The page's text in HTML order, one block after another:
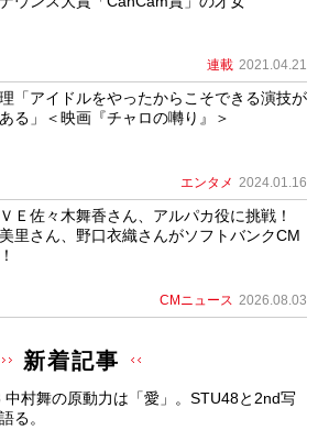
連載 2021.04.21
「アイドルをやったからこそできる演技が
る」＜映画『チャロの囀り』＞
エンタメ 2024.01.16
Ｅ佐々木舞香さん、アルパカ役に挑戦！
里さん、野口衣織さんがソフトバンクCM
CMニュース 2026.08.03
新着記事
中村舞の原動力は「愛」。STU48と2nd写
る。